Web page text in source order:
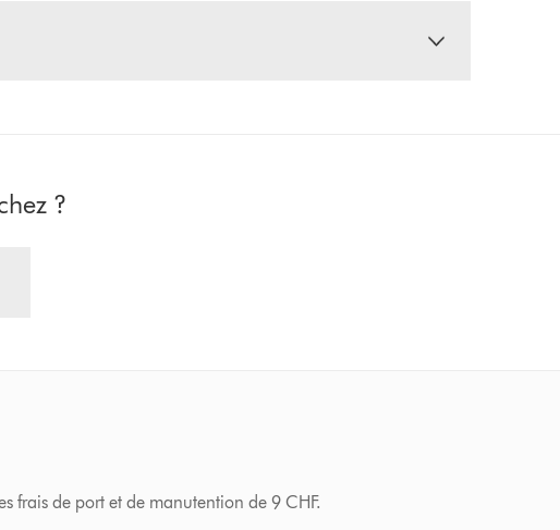
?
frais de port et de manutention de 9 CHF.